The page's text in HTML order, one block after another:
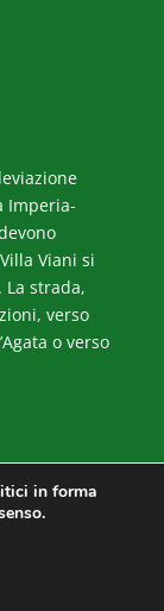
Imperia-
Viani si
La strada,
verso
o verso
in forma